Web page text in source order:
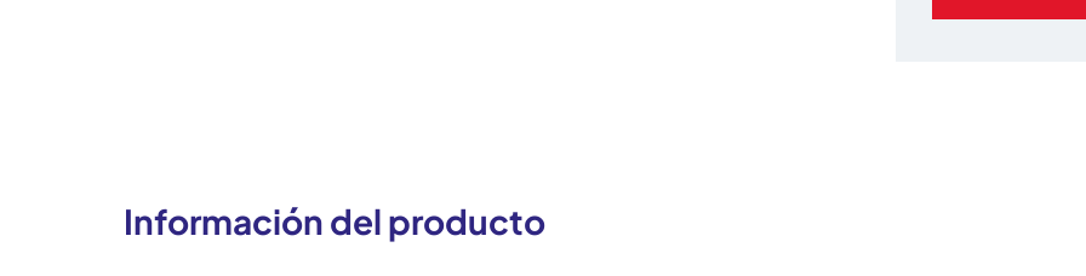
Información del producto